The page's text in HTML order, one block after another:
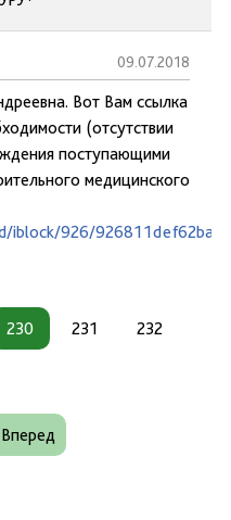
09.07.2018
Вот Вам ссылка
(отсутствии
поступающими
медицинского
iblock/926/
230 231 232
Вперед